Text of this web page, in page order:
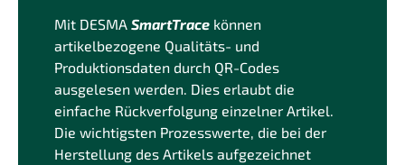
Mit DESMA SmartTrace können
artikelbezogene Qualitäts- und
Produktionsdaten durch QR-Codes
ausgelesen werden. Dies erlaubt die
einfache Rückverfolgung einzelner Artikel.
Die wichtigsten Prozesswerte, die bei der
Herstellung des Artikels aufgezeichnet